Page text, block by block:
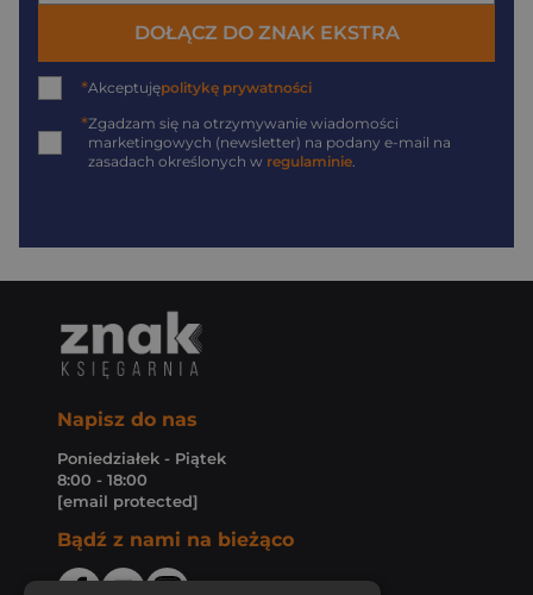
DOŁĄCZ DO ZNAK EKSTRA
*Akceptujępolitykę prywatności
*Zgadzam się na otrzymywanie wiadomości
marketingowych (newsletter) na podany e-mail na
zasadach określonych w regulaminie.
Napisz do nas
Poniedziałek - Piątek
8:00 - 18:00
[email protected]
Bądź z nami na bieżąco